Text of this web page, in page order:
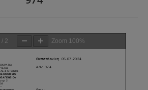
/ 2 Zoom 100%